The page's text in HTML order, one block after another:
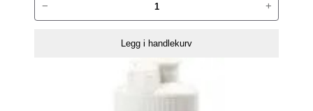
02
− +
Legg i handlekurv